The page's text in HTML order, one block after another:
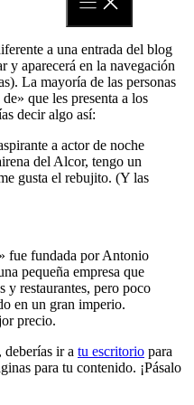
a una entrada del blog
y aparecerá en la navegación
La mayoría de las personas
que les presenta a los
decir algo así:
a actor de noche
del Alcor, tengo un
gusta el rebujito. (Y las
fue fundada por Antonio
pequeña empresa que
y restaurantes, pero poco
en un gran imperio.
precio.
ir a tu escritorio para
para tu contenido. ¡Pásalo